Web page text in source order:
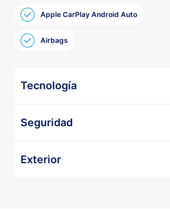
Apple CarPlay Android Auto
Airbags
Tecnología
Sensores de aparcamiento traseros
Seguridad
ABS
Exterior